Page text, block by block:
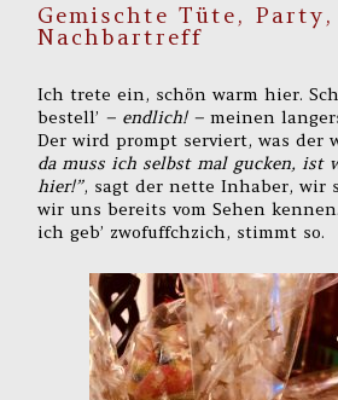
Gemischte Tüte, Party,
Nachbartreff
Ich trete ein, schön warm hier.
bestell’ – endlich! – meinen
Der wird prompt serviert, was der
da muss ich selbst mal gucken, ist
hier!”, sagt der nette Inhaber, wir
wir uns bereits vom Sehen
ich geb’ zwofuffchzich, stimmt so.